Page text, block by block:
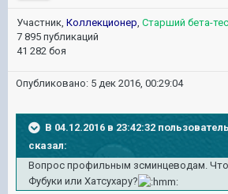
Участник, Коллекционер, Старший бета-
7 895 публикаций
41 282 боя
Опубликовано: 5 дек 2016, 00:29:04
В 04.12.2016 в 23:42:32
сказал:
Вопрос профильным зсминцеводам.
Фубуки или Хатсухару?